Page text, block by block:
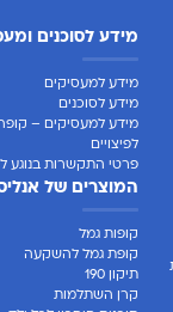
מידע לסוכנים
מידע למעסיקים
מידע לסוכנים
מידע למעסיקים –
לפיצויים
פרטי התקשרות בנוגע
המוצרים של
קופות גמל
קופת גמל להשקעה
תיקון 190
קרן השתלמות